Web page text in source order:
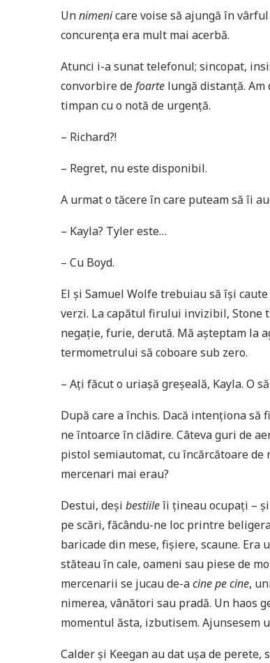
Unnimenicare voise să ajungă în
concurenţa era mult mai acerbă.
Atunci i-a sunat telefonul; sincopat,
convorbire defoarte lungă distanţă.
timpan cu o notă de urgenţă.
– Richard?!
– Regret, nu este disponibil.
A urmat o tăcere în care puteam să îi
– Kayla? Tyler este…
– Cu Boyd.
El şi Samuel Wolfe trebuiau să îşi
verzi. La capătul firului invizibil, Stone
negaţie, furie, derută. Mă aşteptam la
termometrului să coboare sub zero.
– Aţi făcut o uriaşă greşeală, Kayla. O
După care a închis. Dacă intenţiona să
ne întoarce în clădire. Câteva guri de
pistol semiautomat, cu încărcătoare
mercenari mai erau?
Destui, deşi bestiileîi ţineau ocupaţi –
pe scări, făcându-ne loc printre
baricade din mese, fişiere, scaune.
stăteau în cale, oameni sau piese de
mercenarii se jucau de-acine pe cine,
nimerea, vânători sau pradă. Un haos
momentul ăsta, izbutisem. Ajunsesem
Calder şi Keegan au dat uşa de perete,